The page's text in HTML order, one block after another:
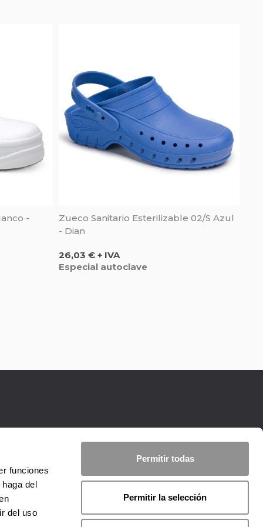
funciones
del
del uso
Permitir todas
Permitir la selección
-
Zueco Sanitario Esterilizable 02/S Azul
- Dian
Precio
26,03 € + IVA
Especial autoclave